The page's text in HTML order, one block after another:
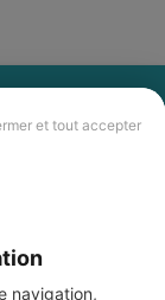
et tout accepter
navigation,
professionnel